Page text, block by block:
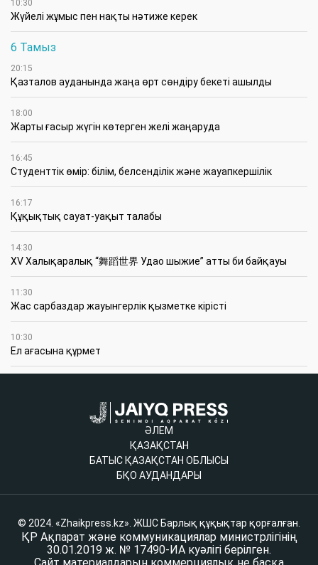
10:30
Жүйелі жұмыс пен нақты нәтиже керек
6 Тамыз
20:15
Қазталов ауданында жаңа өрт сөндіру бекеті ашылды
18:00
Жарты ғасыр жүгін көтерген желі жаңаруда
16:45
Студенттік өмір: білім, белсенділік және жауапкершілік
16:17
Құқықтық сауат-уақыт талабы
14:30
XV Халықаралық “舞蹈世界 Удао шыжие” атты би байқауы
11:30
Жас сарбаздар жауынгерлік қызметке кірісті
10:30
Ел ағасына құрмет
ӘЛЕМ
ҚАЗАҚСТАН
БАТЫС ҚАЗАҚСТАН ОБЛЫСЫ
БҚО АУДАНДАРЫ
© 2024. «Zhaikpress.kz». ЖШС Барлық құқықтар қорғалған.
ҚР Ақпарат және коммуникациялар министрлігінің
30.01.2019 ж. № 17490-ИА куәлігі берілген.